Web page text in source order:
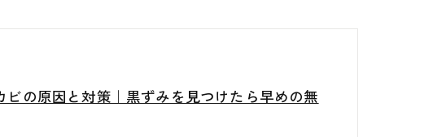
の原因と対策｜黒ずみを見つけたら早めの無